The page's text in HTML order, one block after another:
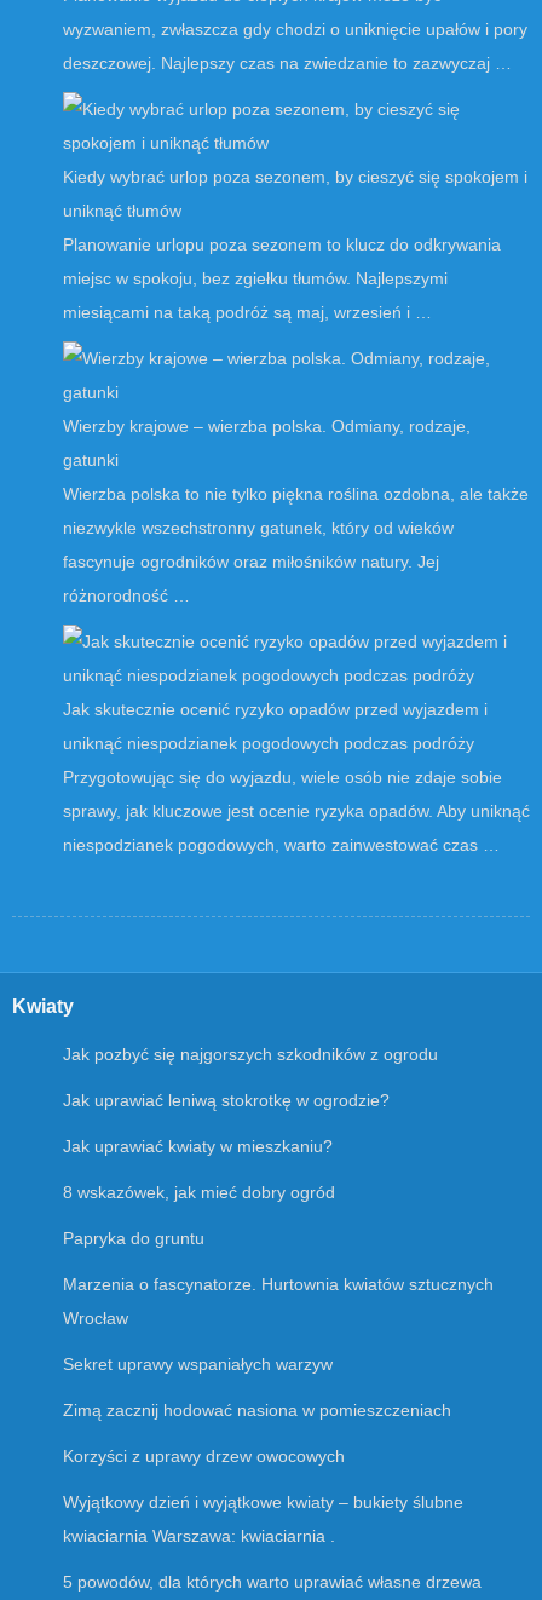
wyzwaniem, zwłaszcza gdy chodzi o uniknięcie upałów i pory
deszczowej. Najlepszy czas na zwiedzanie to zazwyczaj …
Kiedy wybrać urlop poza sezonem, by cieszyć się spokojem i
uniknąć tłumów
Planowanie urlopu poza sezonem to klucz do odkrywania
miejsc w spokoju, bez zgiełku tłumów. Najlepszymi
miesiącami na taką podróż są maj, wrzesień i …
Wierzby krajowe – wierzba polska. Odmiany, rodzaje,
gatunki
Wierzba polska to nie tylko piękna roślina ozdobna, ale także
niezwykle wszechstronny gatunek, który od wieków
fascynuje ogrodników oraz miłośników natury. Jej
różnorodność …
Jak skutecznie ocenić ryzyko opadów przed wyjazdem i
uniknąć niespodzianek pogodowych podczas podróży
Przygotowując się do wyjazdu, wiele osób nie zdaje sobie
sprawy, jak kluczowe jest ocenie ryzyka opadów. Aby uniknąć
niespodzianek pogodowych, warto zainwestować czas …
Kwiaty
Jak pozbyć się najgorszych szkodników z ogrodu
Jak uprawiać leniwą stokrotkę w ogrodzie?
Jak uprawiać kwiaty w mieszkaniu?
8 wskazówek, jak mieć dobry ogród
Papryka do gruntu
Marzenia o fascynatorze. Hurtownia kwiatów sztucznych
Wrocław
Sekret uprawy wspaniałych warzyw
Zimą zacznij hodować nasiona w pomieszczeniach
Korzyści z uprawy drzew owocowych
Wyjątkowy dzień i wyjątkowe kwiaty – bukiety ślubne
kwiaciarnia Warszawa: kwiaciarnia .
5 powodów, dla których warto uprawiać własne drzewa